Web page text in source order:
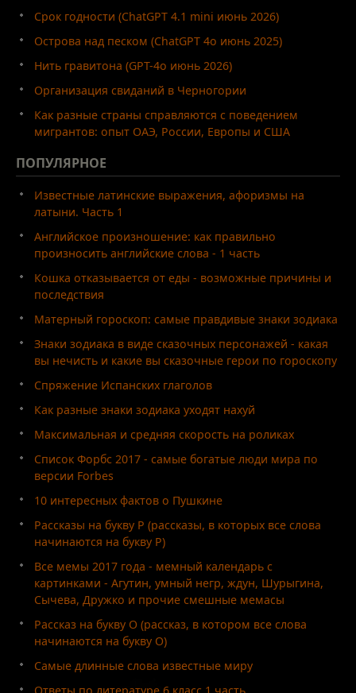
Срок годности (ChatGPT 4.1 mini июнь 2026)
Острова над песком (ChatGPT 4o июнь 2025)
Нить гравитона (GPT-4o июнь 2026)
Организация свиданий в Черногории
Как разные страны справляются с поведением
мигрантов: опыт ОАЭ, России, Европы и США
ПОПУЛЯРНОЕ
Известные латинские выражения, афоризмы на
латыни. Часть 1
Английское произношение: как правильно
произносить английские слова - 1 часть
Кошка отказывается от еды - возможные причины и
последствия
Матерный гороскоп: самые правдивые знаки зодиака
Знаки зодиака в виде сказочных персонажей - какая
вы нечисть и какие вы сказочные герои по гороскопу
Спряжение Испанских глаголов
Как разные знаки зодиака уходят нахуй
Максимальная и средняя скорость на роликах
Список Форбс 2017 - самые богатые люди мира по
версии Forbes
10 интересных фактов о Пушкине
Рассказы на букву Р (рассказы, в которых все слова
начинаются на букву Р)
Все мемы 2017 года - мемный календарь с
картинками - Агутин, умный негр, ждун, Шурыгина,
Сычева, Дружко и прочие смешные мемасы
Рассказ на букву О (рассказ, в котором все слова
начинаются на букву О)
Самые длинные слова известные миру
Ответы по литературе 6 класс 1 часть